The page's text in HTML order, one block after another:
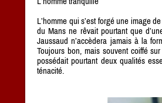
L’homme qui s’est forgé une image
du Mans ne rêvait pourtant que
Jaussaud n’accèdera jamais à la
Toujours bon, mais souvent coiffé
possédait pourtant deux qualités
ténacité.